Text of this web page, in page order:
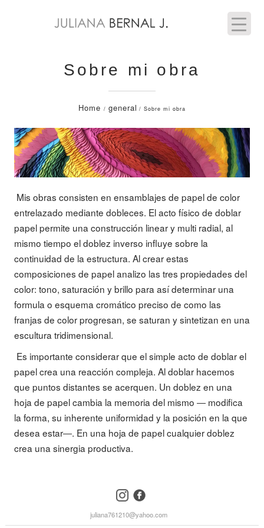
Sobre mi obra
Home / general / Sobre mi obra
Mis obras consisten en ensamblajes de papel de color
entrelazado mediante dobleces. El acto físico de doblar
papel permite una construcción linear y multi radial, al
mismo tiempo el doblez inverso influye sobre la
continuidad de la estructura. Al crear estas
composiciones de papel analizo las tres propiedades del
color: tono, saturación y brillo para así determinar una
formula o esquema cromático preciso de como las
franjas de color progresan, se saturan y sintetizan en una
escultura tridimensional.
Es importante considerar que el simple acto de doblar el
papel crea una reacción compleja. Al doblar hacemos
que puntos distantes se acerquen. Un doblez en una
hoja de papel cambia la memoria del mismo ― modifica
la forma, su inherente uniformidad y la posición en la que
desea estar―. En una hoja de papel cualquier doblez
crea una sinergia productiva.
instagramfacebook
juliana761210@yahoo.com